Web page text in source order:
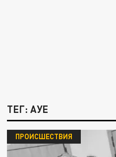
ТЕГ: АУЕ
ПРОИСШЕСТВИЯ